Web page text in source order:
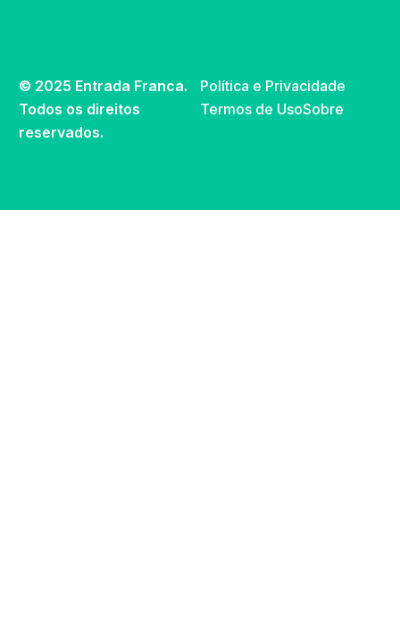
© 2025 Entrada Franca.
Todos os direitos
reservados.
Política e Privacidade
Termos de UsoSobre